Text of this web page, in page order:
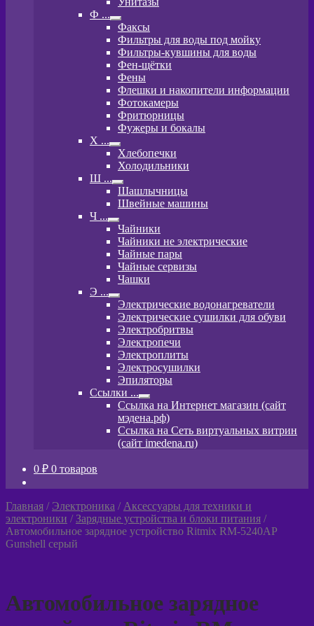
Ф ...
Развернутое
вложенное
меню
Факсы
Фильтры для воды под мойку
Фильтры-кувшины для воды
Фен-щётки
Фены
Флешки и накопители информации
Фотокамеры
Фритюрницы
Фужеры и бокалы
Х ...
Развернутое
вложенное
меню
Хлебопечки
Холодильники
Ш ...
Развернутое
вложенное
меню
Шашлычницы
Швейные машины
Ч ...
Развернутое
вложенное
меню
Чайники
Чайники не электрические
Чайные пары
Чайные сервизы
Чашки
Э ...
Развернутое
вложенное
меню
Электрические водонагреватели
Электрические сушилки для обуви
Электробритвы
Электропечи
Электроплиты
Электросушилки
Эпиляторы
Ссылки ...
Развернутое
вложенное
меню
Ссылка на Интернет магазин (сайт
мэдена.рф)
Ссылка на Сеть виртуальных витрин
(сайт imedena.ru)
0 ₽ 0 товаров
Главная / Электроника / Аксессуары для техники и
электроники / Зарядные устройства и блоки питания /
Автомобильное зарядное устройство Ritmix RM-5240AP
Gunshell серый
Автомобильное зарядное